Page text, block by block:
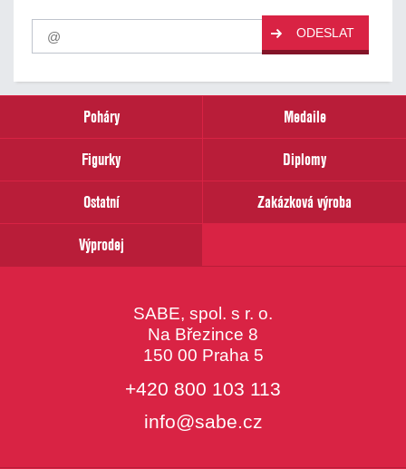
Pro
odběr
našich
email
ODESLAT
Poháry
Medaile
Figurky
Diplomy
Ostatní
Zakázková výroba
Výprodej
SABE, spol. s r. o.
Na Březince 8
150 00 Praha 5
+420 800 103 113
info@sabe.cz